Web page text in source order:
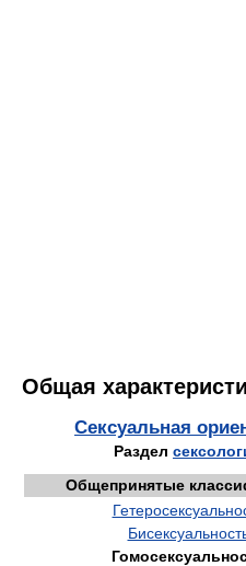
Общая
Сексуальная
Раздел
Общепринятые